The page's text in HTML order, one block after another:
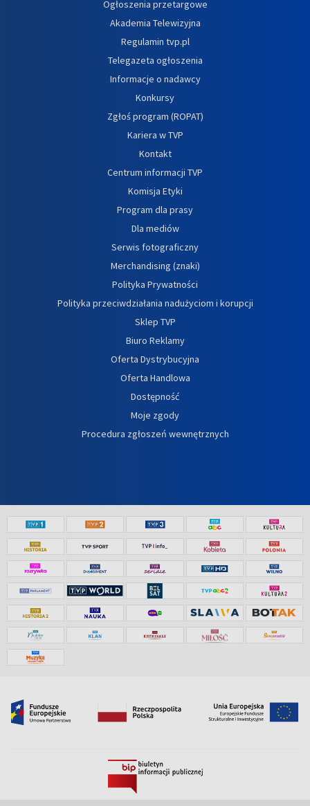
Ogłoszenia przetargowe
Akademia Telewizyjna
Regulamin tvp.pl
Telegazeta ogłoszenia
Informacje o nadawcy
Konkursy
Zgłoś program (ROPAT)
Kariera w TVP
Kontakt
Centrum informacji TVP
Komisja Etyki
Program dla prasy
Dla mediów
Serwis fotograficzny
Merchandising (znaki)
Polityka Prywatności
Polityka przeciwdziałania nadużyciom i korupcji
Sklep TVP
Biuro Reklamy
Oferta Dystrybucyjna
Oferta Handlowa
Dostępność
Moje zgody
Procedura zgłoszeń wewnętrznych